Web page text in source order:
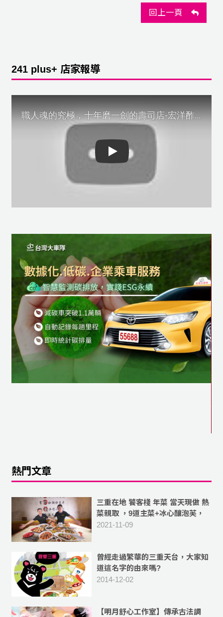
回上一頁
241 plus+ 店家報導
Play
熱門文章
三重在地 饕客棧 年菜 當天現做 熱
菜親取 ，9道主菜+冰心釀泡芙，
10人份菜色 豐富美味
2021-11-09
曾經走過繁華的三重天台，大家知
道這名字的由來嗎?
2014-12-02
【明月舒心工作室】傳承古法調